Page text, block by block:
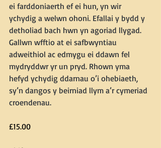
ei farddoniaerth ef ei hun, yn wir
ychydig a welwn ohoni. Efallai y bydd y
detholiad bach hwn yn agoriad llygad.
Gallwn wfftio at ei safbwyntiau
adweithiol ac edmygu ei ddawn fel
mydryddwr yr un pryd. Rhown yma
hefyd ychydig ddarnau o’i ohebiaeth,
sy’n dangos y beirniad llym a’r cymeriad
croendenau.
£15.00